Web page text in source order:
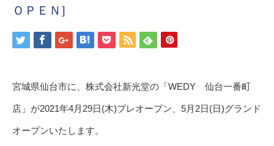
ＯＰＥＮ]
宮城県仙台市に、株式会社新光堂の「WEDY 仙台一番町
店」が2021年4月29日(木)プレオープン、5月2日(日)グランド
オープンいたします。